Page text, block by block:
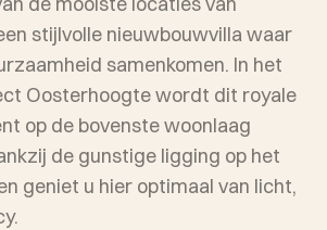
stijlvolle nieuwbouwvilla waar
samenkomen. In het
Oosterhoogte wordt dit royale
op de bovenste woonlaag
de gunstige ligging op het
geniet u hier optimaal van licht,